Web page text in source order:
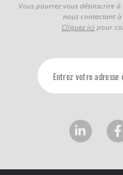
Vous pourrez vous désinscrire
nous contactant à
Cliquez ici pour